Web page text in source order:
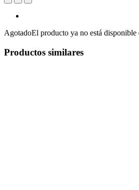
AgotadoEl producto ya no está disponible
Productos similares